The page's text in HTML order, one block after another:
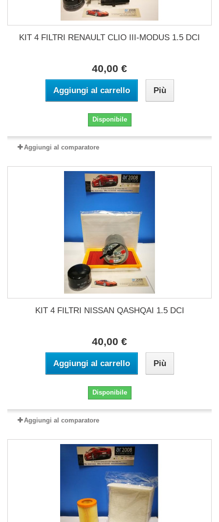
KIT 4 FILTRI RENAULT CLIO III-MODUS 1.5 DCI
40,00 €
Aggiungi al carrello Più
Disponibile
Aggiungi al comparatore
KIT 4 FILTRI NISSAN QASHQAI 1.5 DCI
40,00 €
Aggiungi al carrello Più
Disponibile
Aggiungi al comparatore